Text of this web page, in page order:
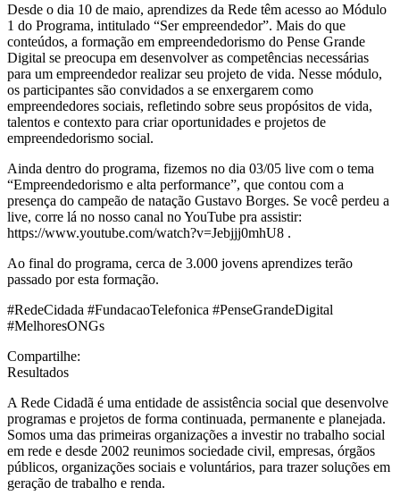
Desde o dia 10 de maio, aprendizes da Rede têm acesso ao Módulo
1 do Programa, intitulado “Ser empreendedor”. Mais do que
conteúdos, a formação em empreendedorismo do Pense Grande
Digital se preocupa em desenvolver as competências necessárias
para um empreendedor realizar seu projeto de vida. Nesse módulo,
os participantes são convidados a se enxergarem como
empreendedores sociais, refletindo sobre seus propósitos de vida,
talentos e contexto para criar oportunidades e projetos de
empreendedorismo social.
Ainda dentro do programa, fizemos no dia 03/05 live com o tema
“Empreendedorismo e alta performance”, que contou com a
presença do campeão de natação Gustavo Borges. Se você perdeu a
live, corre lá no nosso canal no YouTube pra assistir:
https://www.youtube.com/watch?v=Jebjjj0mhU8 .
Ao final do programa, cerca de 3.000 jovens aprendizes terão
passado por esta formação.
#RedeCidada #FundacaoTelefonica #PenseGrandeDigital
#MelhoresONGs
Compartilhe:
Resultados
A Rede Cidadã é uma entidade de assistência social que desenvolve
programas e projetos de forma continuada, permanente e planejada.
Somos uma das primeiras organizações a investir no trabalho social
em rede e desde 2002 reunimos sociedade civil, empresas, órgãos
públicos, organizações sociais e voluntários, para trazer soluções em
geração de trabalho e renda.